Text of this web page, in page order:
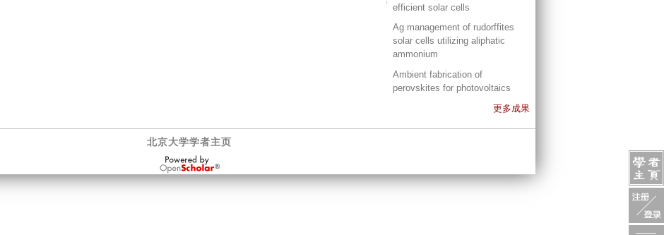
efficient solar cells
Ag management of rudorffites
solar cells utilizing aliphatic
ammonium
Ambient fabrication of
perovskites for photovoltaics
更多成果
北京大学学者主页
OpenScholar